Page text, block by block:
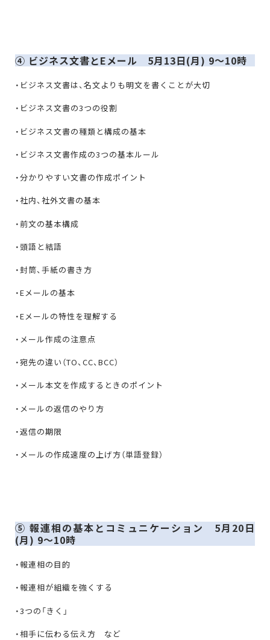
④ ビジネス文書とEメール 5月13日(月) 9〜10時
・ビジネス文書は、名文よりも明文を書くことが大切
・ビジネス文書の3つの役割
・ビジネス文書の種類と構成の基本
・ビジネス文書作成の3つの基本ルール
・分かりやすい文書の作成ポイント
・社内、社外文書の基本
・前文の基本構成
・頭語と結語
・封筒、手紙の書き方
・Eメールの基本
・Eメールの特性を理解する
・メール作成の注意点
・宛先の違い（TO、CC、BCC）
・メール本文を作成するときのポイント
・メールの返信のやり方
・返信の期限
・メールの作成速度の上げ方（単語登録）
⑤ 報連相の基本とコミュニケーション 5月20日
(月) 9〜10時
・報連相の目的
・報連相が組織を強くする
・3つの「きく」
・相手に伝わる伝え方 など